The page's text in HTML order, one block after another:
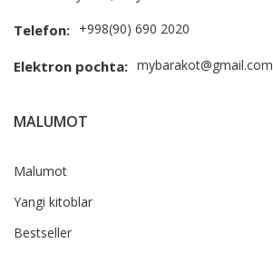
Telefon: +998(90) 690 2020
Elektron pochta: mybarakot@gmail.com
MALUMOT
Malumot
Yangi kitoblar
Bestseller